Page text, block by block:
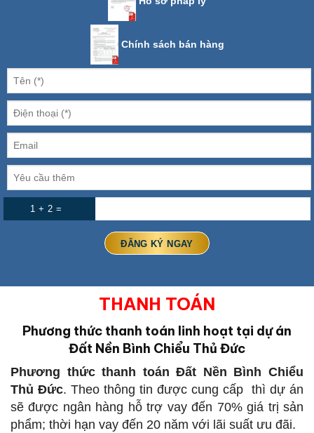
Chính sách bán hàng
1 + 2 =
THANH TOÁN
Phương thức thanh toán linh hoạt tại dự án
Đất Nền Bình Chiểu Thủ Đức
Phương thức thanh toán Đất Nền Bình Chiểu
Thủ Đức. Theo thông tin được cung cấp thì dự án
sẽ được ngân hàng hỗ trợ vay đến 70% giá trị sản
phẩm; thời hạn vay đến 20 năm với lãi suất ưu đãi.